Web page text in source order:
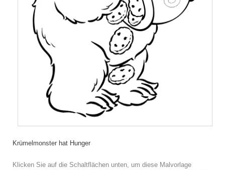
Krümelmonster hat Hunger
Klicken Sie auf die Schaltflächen unten, um diese Malvorlage